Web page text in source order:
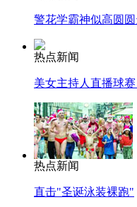
纽约上演“枕头大战”
司机酒驾遇交警 急
警花学霸神似高圆
热点新闻
美女主持人直播球
热点新闻
直击"圣诞泳装裸跑"